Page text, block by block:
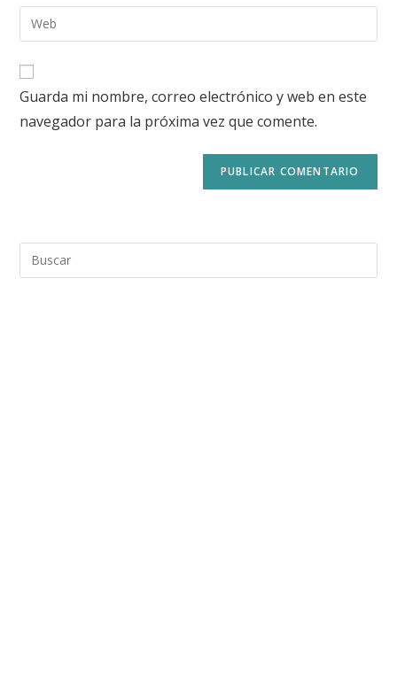
Guarda mi nombre, correo electrónico y web en este
navegador para la próxima vez que comente.